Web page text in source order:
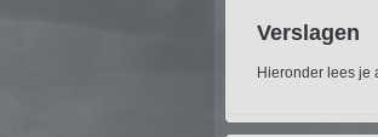
Verslagen
Hieronder lees je